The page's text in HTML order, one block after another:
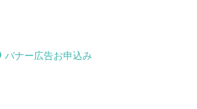
バナー広告お申込み